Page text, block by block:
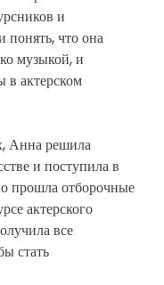
и
понять, что она
музыкой, и
в актерском
Анна решила
и поступила в
прошла отборочные
актерского
все
стать